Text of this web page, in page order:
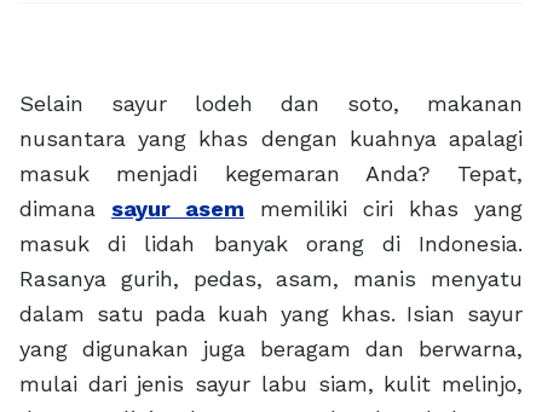
Selain sayur lodeh dan soto, makanan
nusantara yang khas dengan kuahnya apalagi
masuk menjadi kegemaran Anda? Tepat,
dimana sayur asem memiliki ciri khas yang
masuk di lidah banyak orang di Indonesia.
Rasanya gurih, pedas, asam, manis menyatu
dalam satu pada kuah yang khas. Isian sayur
yang digunakan juga beragam dan berwarna,
mulai dari jenis sayur labu siam, kulit melinjo,